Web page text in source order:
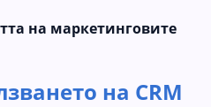
на маркетинговите
на CRM